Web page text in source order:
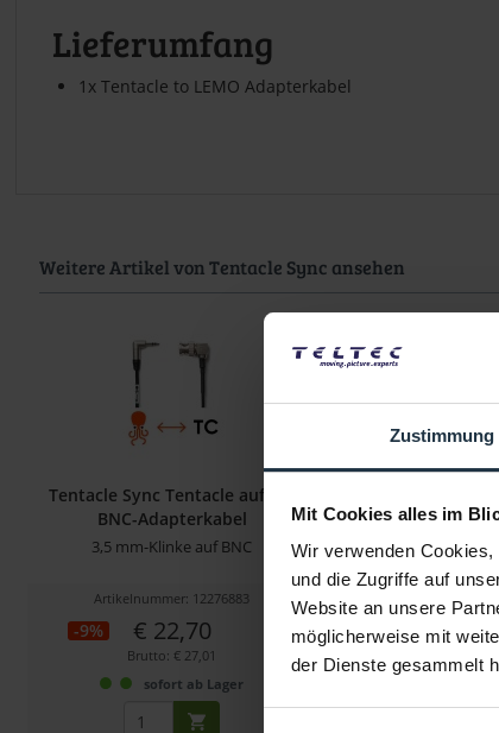
Zustimmung
Mit Cookies alles im
Wir verwenden
und die Zugriffe auf
Website an unsere
möglicherweise mit
der Dienste gesammelt
Lieferumfang
1x Tentacle to LEMO Adapterkabel
Weitere Artikel von Tentacle Sync ansehen
Tentacle Sync Tentacle auf 90°
BNC-Adapterkabel
3,5 mm-Klinke auf BNC
Artikelnummer: 12276883
-9% € 22,70
Brutto: € 27,01
sofort ab Lager
3,5-mm
€
Brutto: €